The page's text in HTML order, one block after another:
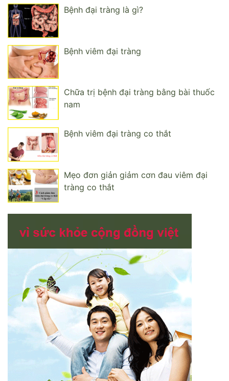
Bệnh đại tràng là gì?
Bệnh viêm đại tràng
Chữa trị bệnh đại tràng bằng bài thuốc
nam
Bệnh viêm đại tràng co thắt
Mẹo đơn giản giảm cơn đau viêm đại
tràng co thắt